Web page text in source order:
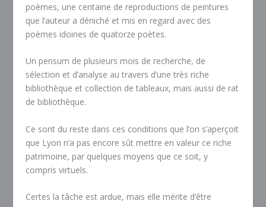
poèmes, une centaine de reproductions de peintures
que l’auteur a déniché et mis en regard avec des
poèmes idoines de quatorze poètes.
Un pensum de plusieurs mois de recherche, de
sélection et d’analyse au travers d’une très riche
bibliothèque et collection de tableaux, mais aussi de rat
de bibliothèque.
Ce sont du reste dans ces conditions que l’on s’aperçoit
que Lyon n’a pas encore sût mettre en valeur ce riche
patrimoine, par quelques moyens que ce soit, y
compris virtuels.
Certes la tâche est ardue, mais elle mérite d’être